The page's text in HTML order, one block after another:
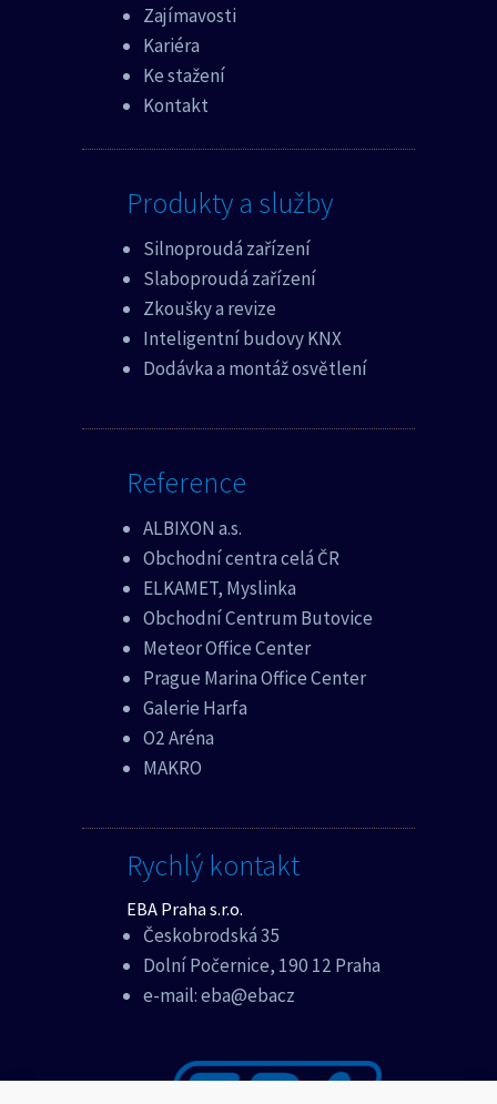
Zajímavosti
Kariéra
Ke stažení
Kontakt
Produkty a služby
Silnoproudá zařízení
Slaboproudá zařízení
Zkoušky a revize
Inteligentní budovy KNX
Dodávka a montáž osvětlení
Reference
ALBIXON a.s.
Obchodní centra celá ČR
ELKAMET, Myslinka
Obchodní Centrum Butovice
Meteor Office Center
Prague Marina Office Center
Galerie Harfa
O2 Aréna
MAKRO
Rychlý kontakt
EBA Praha s.r.o.
Českobrodská 35
Dolní Počernice, 190 12 Praha
e-mail:eba@ebacz